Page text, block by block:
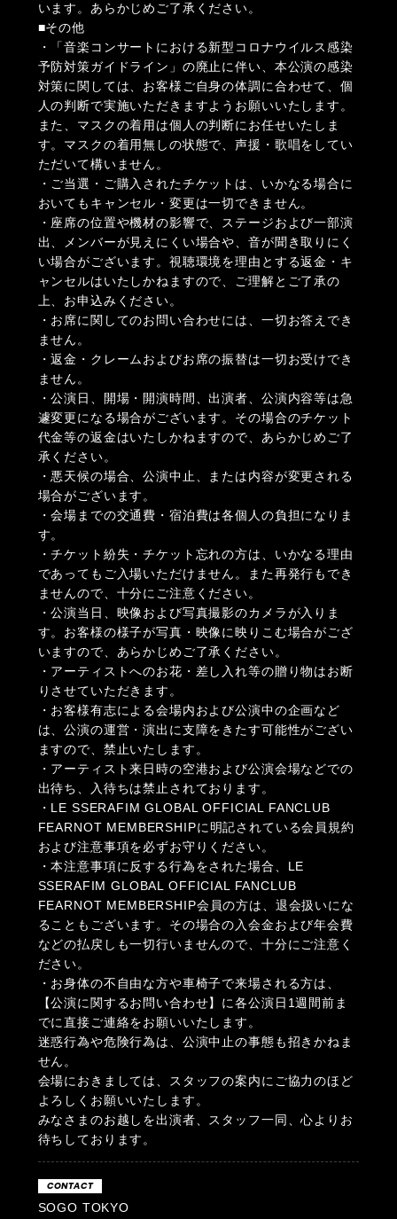
います。あらかじめご了承ください。
■その他
・「音楽コンサートにおける新型コロナウイルス感染
予防対策ガイドライン」の廃止に伴い、本公演の感染
対策に関しては、お客様ご自身の体調に合わせて、個
人の判断で実施いただきますようお願いいたします。
また、マスクの着用は個人の判断にお任せいたしま
す。マスクの着用無しの状態で、声援・歌唱をしてい
ただいて構いません。
・ご当選・ご購入されたチケットは、いかなる場合に
おいてもキャンセル・変更は一切できません。
・座席の位置や機材の影響で、ステージおよび一部演
出、メンバーが見えにくい場合や、音が聞き取りにく
い場合がございます。視聴環境を理由とする返金・キ
ャンセルはいたしかねますので、ご理解とご了承の
上、お申込みください。
・お席に関してのお問い合わせには、一切お答えでき
ません。
・返金・クレームおよびお席の振替は一切お受けでき
ません。
・公演日、開場・開演時間、出演者、公演内容等は急
遽変更になる場合がございます。その場合のチケット
代金等の返金はいたしかねますので、あらかじめご了
承ください。
・悪天候の場合、公演中止、または内容が変更される
場合がございます。
・会場までの交通費・宿泊費は各個人の負担になりま
す。
・チケット紛失・チケット忘れの方は、いかなる理由
であってもご入場いただけません。また再発行もでき
ませんので、十分にご注意ください。
・公演当日、映像および写真撮影のカメラが入りま
す。お客様の様子が写真・映像に映りこむ場合がござ
いますので、あらかじめご了承ください。
・アーティストへのお花・差し入れ等の贈り物はお断
りさせていただきます。
・お客様有志による会場内および公演中の企画など
は、公演の運営・演出に支障をきたす可能性がござい
ますので、禁止いたします。
・アーティスト来日時の空港および公演会場などでの
出待ち、入待ちは禁止されております。
・LE SSERAFIM GLOBAL OFFICIAL FANCLUB
FEARNOT MEMBERSHIPに明記されている会員規約
および注意事項を必ずお守りください。
・本注意事項に反する行為をされた場合、LE
SSERAFIM GLOBAL OFFICIAL FANCLUB
FEARNOT MEMBERSHIP会員の方は、退会扱いにな
ることもございます。その場合の入会金および年会費
などの払戻しも一切行いませんので、十分にご注意く
ださい。
・お身体の不自由な方や車椅子で来場される方は、
【公演に関するお問い合わせ】に各公演日1週間前ま
でに直接ご連絡をお願いいたします。
迷惑行為や危険行為は、公演中止の事態も招きかねま
せん。
会場におきましては、スタッフの案内にご協力のほど
よろしくお願いいたします。
みなさまのお越しを出演者、スタッフ一同、心よりお
待ちしております。
CONTACT
SOGO TOKYO